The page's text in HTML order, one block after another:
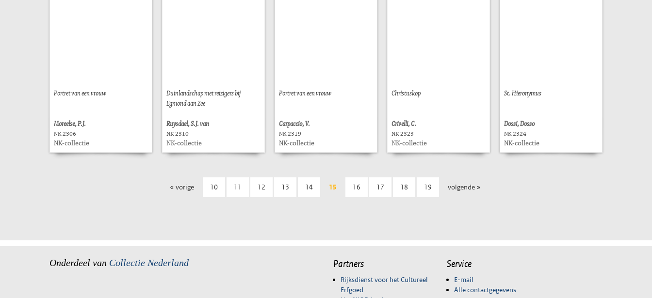
Portret van een vrouw
Moreelse, P.J.
NK 2306
NK-collectie
Duinlandschap met reizigers bij
Egmond aan Zee
Ruysdael, S.J. van
NK 2310
NK-collectie
Portret van een vrouw
Carpaccio, V.
NK 2319
NK-collectie
Christuskop
Crivelli, C.
NK 2323
NK-collectie
St. Hieronymus
Dossi, Dosso
NK 2324
NK-collectie
« vorige 10 11 12 13 14 15 16 17 18 19 volgende »
Onderdeel van Collectie Nederland Partners
Rijksdienst voor het Cultureel
Erfgoed
Service
E-mail
Alle contactgegevens